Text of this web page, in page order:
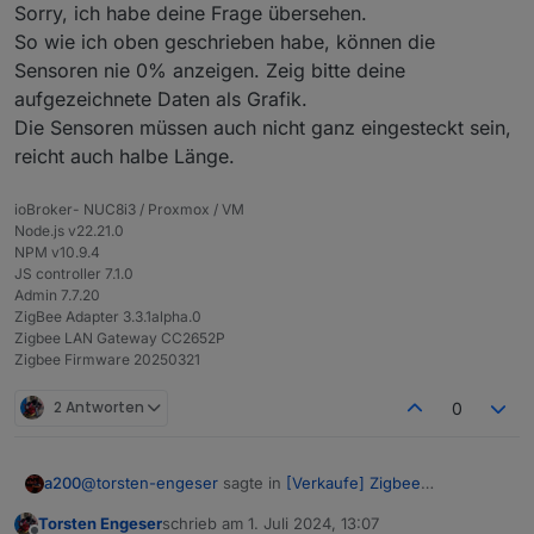
Hat jemand eine Idee zur Kalibrierung?
Der Verkäufer meldet sich ja nicht mehr
Sorry, ich habe deine Frage übersehen.
So wie ich oben geschrieben habe, können die
Sensoren nie 0% anzeigen. Zeig bitte deine
aufgezeichnete Daten als Grafik.
Die Sensoren müssen auch nicht ganz eingesteckt sein,
reicht auch halbe Länge.
ioBroker- NUC8i3 / Proxmox / VM
Node.js v22.21.0
NPM v10.9.4
JS controller 7.1.0
Admin 7.7.20
ZigBee Adapter 3.3.1alpha.0
Zigbee LAN Gateway CC2652P
Zigbee Firmware 20250321
2 Antworten 0
a200@torsten-engeser sagte in [Verkaufe] Zigbee
Torsten Engeserschrieb am 1. Juli 2024, 13:07